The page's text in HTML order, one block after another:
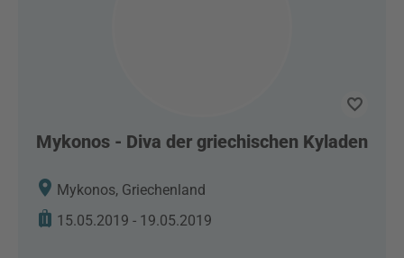
Mykonos - Diva der griechischen Kyladen
Mykonos, Griechenland
15.05.2019 - 19.05.2019